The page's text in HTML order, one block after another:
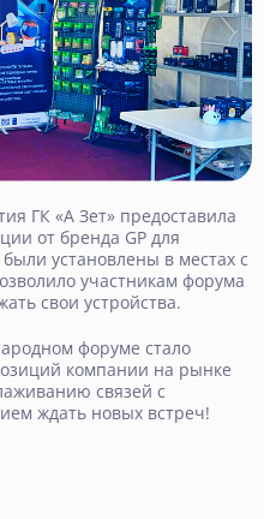
ГК «А Зет» предоставила
от бренда GP для
установлены в местах с
участникам форума
свои устройства.
форуме стало
компании на рынке
связей с
ждать новых встреч!